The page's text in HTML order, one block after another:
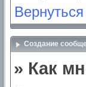
Создание
» Как